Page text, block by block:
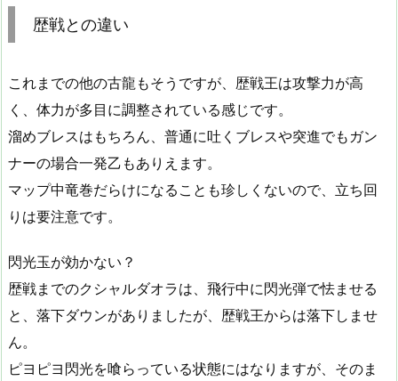
歴戦との違い
これまでの他の古龍もそうですが、歴戦王は攻撃力が高
く、体力が多目に調整されている感じです。
溜めブレスはもちろん、普通に吐くブレスや突進でもガン
ナーの場合一発乙もありえます。
マップ中竜巻だらけになることも珍しくないので、立ち回
りは要注意です。
閃光玉が効かない？
歴戦までのクシャルダオラは、飛行中に閃光弾で怯ませる
と、落下ダウンがありましたが、歴戦王からは落下しませ
ん。
ピヨピヨ閃光を喰らっている状態にはなりますが、そのま